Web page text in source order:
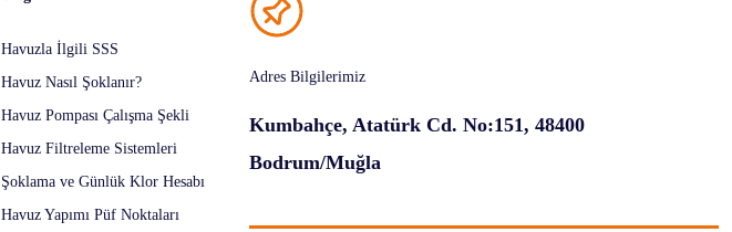
Havuzla İlgili SSS
Havuz Nasıl Şoklanır?
Havuz Pompası Çalışma Şekli
Havuz Filtreleme Sistemleri
Şoklama ve Günlük Klor Hesabı
Havuz Yapımı Püf Noktaları
Adres Bilgilerimiz
Kumbahçe, Atatürk Cd. No:151, 48400
Bodrum/Muğla